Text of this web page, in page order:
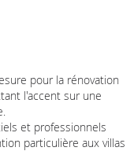
pour la rénovation
l'accent sur une
et professionnels
particulière aux villas